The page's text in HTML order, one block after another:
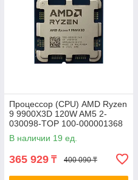
Процессор (CPU) AMD Ryzen
9 9900X3D 120W AM5 2-
030098-TOP 100-000001368
В наличии 19 ед.
365 929 ₸ 400 090 ₸